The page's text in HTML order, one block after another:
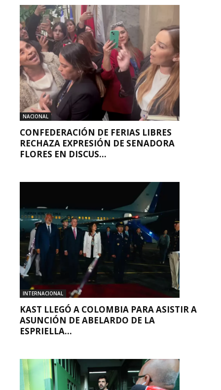
NACIONAL
CONFEDERACIÓN DE FERIAS LIBRES
RECHAZA EXPRESIÓN DE SENADORA
FLORES EN DISCUS...
INTERNACIONAL
KAST LLEGÓ A COLOMBIA PARA ASISTIR A
ASUNCIÓN DE ABELARDO DE LA
ESPRIELLA...